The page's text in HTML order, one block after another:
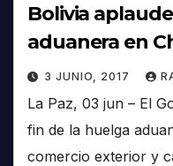
Bolivia
aduanera en
3 JUNIO, 2017
La Paz, 03 jun – El
fin de la huelga
comercio exterior y